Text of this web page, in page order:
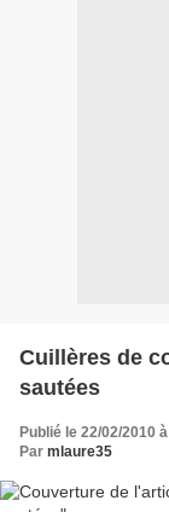
Cuillères de
sautées
Publié le 22/02/2010
Par mlaure35